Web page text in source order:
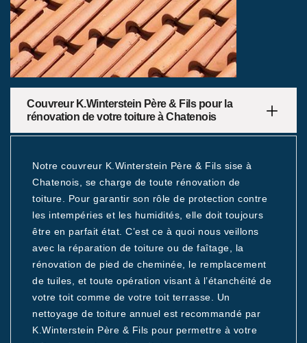
Couvreur K.Winterstein Père & Fils pour la
rénovation de votre toiture à Chatenois
Notre couvreur K.Winterstein Père & Fils sise à
Chatenois, se charge de toute rénovation de
toiture. Pour garantir son rôle de protection contre
les intempéries et les humidités, elle doit toujours
être en parfait état. C’est ce à quoi nous veillons
avec la réparation de toiture ou de faîtage, la
rénovation de pied de cheminée, le remplacement
de tuiles, et toute opération visant à l’étanchéité de
votre toit comme de votre toit terrasse. Un
nettoyage de toiture annuel est recommandé par
K.Winterstein Père & Fils pour permettre à votre